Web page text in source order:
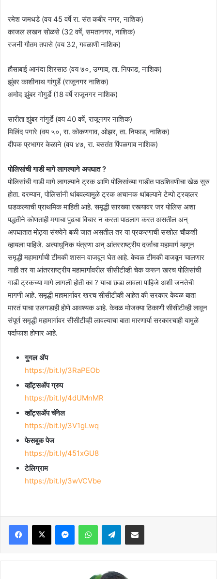
रमेश जमधडे (वय 45 वर्षे रा. संत कबीर नगर, नाशिक)
काजल लखन सोळसे (32 वर्षे, समतानगर, नाशिक)
रजनी गौतम तपासे (वय 32, गवळाणी नाशिक)
हौसाबाई आनंदा शिरसाठ (वय ७०, उग्गाव, ता. निफाड, नाशिक)
झुंबर काशीनाथ गांगुर्डे (राजूनगर नाशिक)
अमोद झुंबर गोगुर्डे (18 वर्षे राजूनगर नाशिक)
सारीता झुंबर गांगुर्डे (वय 40 वर्षे, राजूनगर नाशिक)
मिलिंद पगारे (वय ५०, रा. कोकणगाव, ओझर, ता. निफाड, नाशिक)
दीपक प्रभागर केळाने (वय ४७, रा. बसतंत पिंपळगाव नाशिक)
पोलिसांची गाडी मागे लागल्याने अपघात ?
पोलिसांची गाडी मागे लागल्याने ट्रक आणि पोलिसांच्या गाडीत पाठशिवणीचा खेळ सुरु
होता. दरम्यान, पोलिसांनी थांबवल्यामुळे ट्रक अचानक थांबल्याने टेम्पो ट्रव्हलर
धडकल्याची प्राथमिक माहिती आहे. समृद्धी सारख्या रस्त्यावर जर पोलिस अशा
पद्धतीने कोणताही मगाचा पुढचा विचार न करता पाठलाग करत असतील अन्
अपघातात मोठ्या संख्येने बळी जात असतील तर या प्रकरणाची सखोल चौकशी
व्हायला पाहिजे. अत्याधुनिक यंत्रणा अन् आंतरराष्ट्रीय दर्जाचा महामार्ग म्हणून
समृद्धी महामार्गाची टीमकी शासन वाजवून घेत आहे. केवळ टीमकी वाजवून चालणार
नाही तर या आंतरराष्ट्रीय महामार्गावरील सीसीटीव्ही चेक करून खरच पोलिसांची
गाडी ट्रकच्या मागे लागली होती का ? याचा छडा लावला पाहिजे अशी जनतेची
मागणी आहे. समृद्धी महामार्गावर खरच सीसीटीव्ही आहेत की सरकार केवळ बाता
मारतं याचा उलगडाही होणे आवश्यक आहे. केवळ मोजक्या ठिकाणी सीसीटीव्ही लावून
संपूर्ण समृद्धी महामार्गावर सीसीटीव्ही लावल्याचा बाता मारणार्या सरकारचाही यामुळे
पर्दाफाश होणार आहे.
गुगल ॲप
https://bit.ly/3RaPEOb
व्हॉट्सॲप ग्रुप
https://bit.ly/4dUMnMR
व्हॉट्सॲप चॅनेल
https://bit.ly/3V1gLwq
फेसबुक पेज
https://bit.ly/451xGU8
टेलिग्राम
https://bit.ly/3wVCVbe
Facebook
X MessengerWhatsAppTelegramShare via Email